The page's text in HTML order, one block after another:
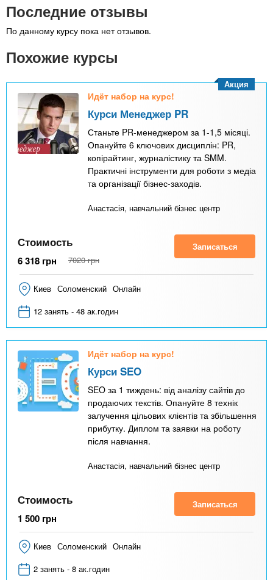
Последние отзывы
По данному курсу пока нет отзывов.
Похожие курсы
Идёт набор на курс!
Курси Менеджер PR
Станьте PR-менеджером за 1-1,5 місяці.
Опануйте 6 ключових дисциплін: PR,
копірайтинг, журналістику та SMM.
Практичні інструменти для роботи з медіа
та організації бізнес-заходів.
Анастасія, навчальний бізнес центр
Акция
Стоимость
6 318 грн 7020 грн
Записаться
Киев Соломенский Онлайн
12 занять - 48 ак.годин
Идёт набор на курс!
Курси SEO
SEO за 1 тиждень: від аналізу сайтів до
продаючих текстів. Опануйте 8 технік
залучення цільових клієнтів та збільшення
прибутку. Диплом та заявки на роботу
після навчання.
Анастасія, навчальний бізнес центр
Стоимость
1 500 грн
Записаться
Киев Соломенский Онлайн
2 занять - 8 ак.годин